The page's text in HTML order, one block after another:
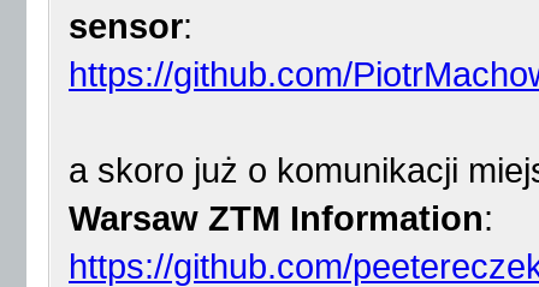
sensor:
https://github.com/
a skoro już o komunikacji
Warsaw ZTM Information:
https://github.com/